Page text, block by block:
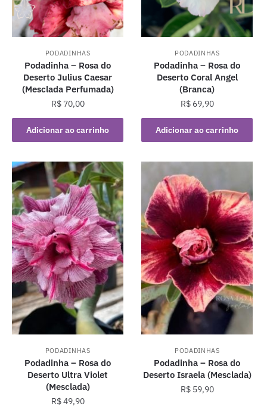
PODADINHAS
Podadinha – Rosa do
Deserto Julius Caesar
(Mesclada Perfumada)
R$70,00
Adicionar ao carrinho
PODADINHAS
Podadinha – Rosa do
Deserto Coral Angel
(Branca)
R$69,90
Adicionar ao carrinho
PODADINHAS
Podadinha – Rosa do
Deserto Ultra Violet
(Mesclada)
R$49,90
PODADINHAS
Podadinha – Rosa do
Deserto Israela (Mesclada)
R$59,90